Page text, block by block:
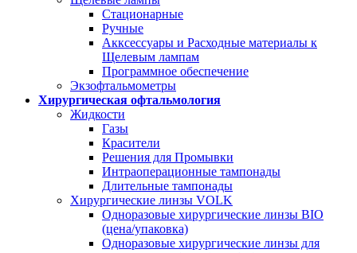
Стационарные
Ручные
Акксессуары и Расходные материалы к
Щелевым лампам
Программное обеспечение
Экзофтальмометры
Хирургическая офтальмология
Жидкости
Газы
Красители
Решения для Промывки
Интраоперационные тампонады
Длительные тампонады
Хирургические линзы VOLK
Одноразовые хирургические линзы BIO
(цена/упаковка)
Одноразовые хирургические линзы для